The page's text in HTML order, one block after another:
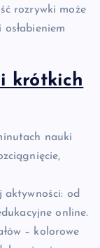
rozrywki może
krótkich
nauki
aktywności: od
online.
– kolorowe